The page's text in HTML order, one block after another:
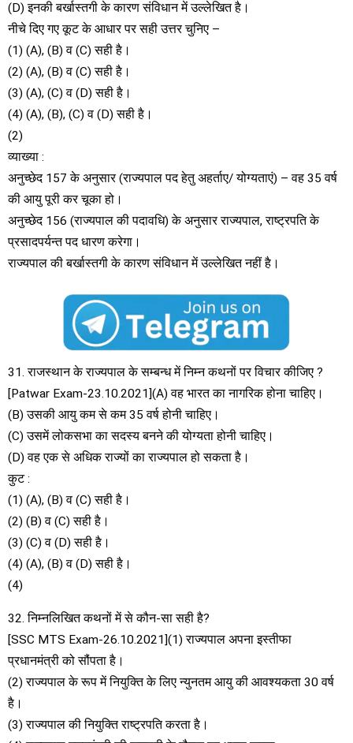
(D) इनकी बर्खास्तगी के कारण संविधान में उल्लेखित है।
नीचे दिए गए कूट के आधार पर सही उत्तर चुनिए –
(1) (A), (B) व (C) सही है।
(2) (A), (B) व (C) सही है।
(3) (A), (C) व (D) सही है।
(4) (A), (B), (C) व (D) सही है।
(2)
व्याख्या :
अनुच्छेद 157 के अनुसार (राज्यपाल पद हेतु अहर्ताए/ योग्यताएं) – वह 35 वर्ष
की आयु पूरी कर चूका हो।
अनुच्छेद 156 (राज्यपाल की पदावधि) के अनुसार राज्यपाल, राष्ट्रपति के
प्रसादपर्यन्त पद धारण करेगा।
राज्यपाल की बर्खास्तगी के कारण संविधान में उल्लेखित नहीं है।
31. राजस्थान के राज्यपाल के सम्बन्ध में निम्न कथनों पर विचार कीजिए ?
[Patwar Exam-23.10.2021](A) वह भारत का नागरिक होना चाहिए।
(B) उसकी आयु कम से कम 35 वर्ष होनी चाहिए।
(C) उसमें लोकसभा का सदस्य बनने की योग्यता होनी चाहिए।
(D) वह एक से अधिक राज्यों का राज्यपाल हो सकता है।
कुट :
(1) (A), (B) व (C) सही है।
(2) (B) व (C) सही है।
(3) (C) व (D) सही है।
(4) (A), (B) व (D) सही है।
(4)
32. निम्नलिखित कथनों में से कौन-सा सही है?
[SSC MTS Exam-26.10.2021](1) राज्यपाल अपना इस्तीफा
प्रधानमंत्री को सौंपता है।
(2) राज्यपाल के रूप में नियुक्ति के लिए न्युनतम आयु की आवश्यकता 30 वर्ष
है।
(3) राज्यपाल की नियुक्ति राष्ट्रपति करता है।